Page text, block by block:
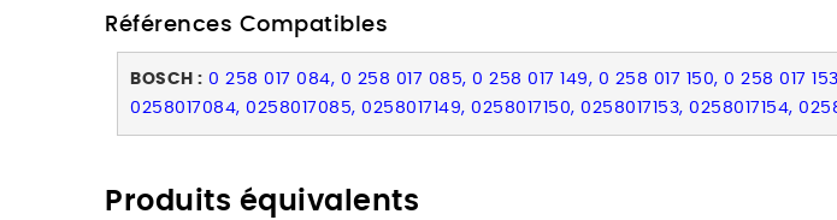
Références Compatibles
BOSCH : 0 258 017 084, 0 258 017 085, 0 258 017 149, 0 258 017 150, 0 258 017
0258017084, 0258017085, 0258017149, 0258017150, 0258017153, 0258017154,
Produits équivalents